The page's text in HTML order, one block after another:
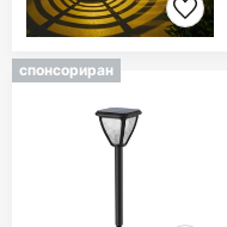
спонсориран